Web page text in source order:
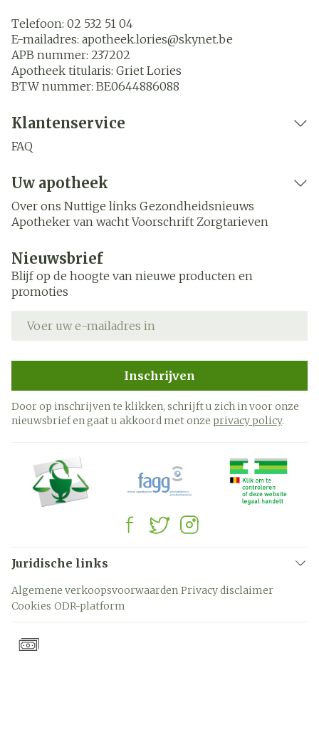
Telefoon: 02 532 51 04
E-mailadres: apotheek.lories@skynet.be
APB nummer: 237202
Apotheek titularis: Griet Lories
BTW nummer: BE0644886088
Klantenservice
FAQ
Uw apotheek
Over ons Nuttige links Gezondheidsnieuws
Apotheker van wacht Voorschrift Zorgtarieven
Nieuwsbrief
Blijf op de hoogte van nieuwe producten en
promoties
Inschrijven
Door op inschrijven te klikken, schrijft u zich in voor onze
nieuwsbrief en gaat u akkoord met onze privacy policy.
Juridische links
Algemene verkoopsvoorwaarden Privacy disclaimer
Cookies ODR-platform